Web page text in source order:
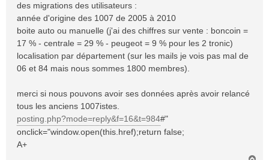
des migrations des utilisateurs :
année d'origine des 1007 de 2005 à 2010
boite auto ou manuelle (j'ai des chiffres sur vente : boncoin =
17 % - centrale = 29 % - peugeot = 9 % pour les 2 tronic)
localisation par département (sur les mails je vois pas mal de
06 et 84 mais nous sommes 1800 membres).
merci si nous pouvons avoir ses données après avoir relancé
tous les anciens 1007istes.
posting.php?mode=reply&f=16&t=984#"
onclick="window.open(this.href);return false;
A+